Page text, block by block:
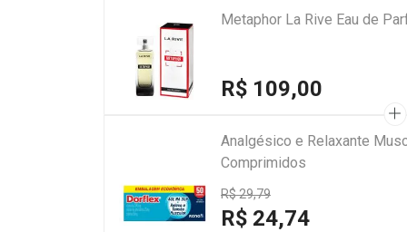
Metaphor La Rive Eau de
R$ 109,00
Analgésico e Relaxante
Comprimidos
R$ 29,79
R$ 24,74